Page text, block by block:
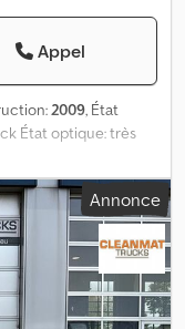
Appel
2009, État
État optique: très
Annonce